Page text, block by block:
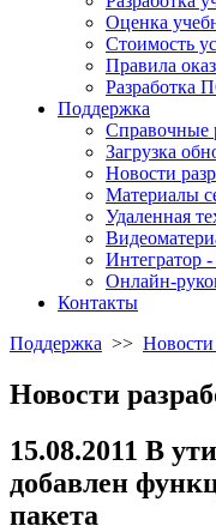
Оценка
Стоимость
Правила
Разработка
Поддержка
Справочные
Загрузка
Новости
Материалы
Удаленная
Интегратор
Онлайн-
Контакты
Поддержка >> Новости
Новости
15.08.2011 В
добавлен
пакета